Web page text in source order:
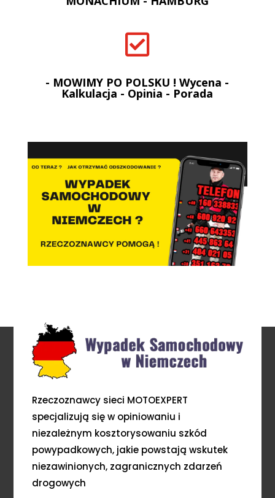

- MOWIMY PO POLSKU ! Wycena -
Kalkulacja - Opinia - Porada
Rzeczoznawcy sieci MOTOEXPERT
specjalizują się w opiniowaniu i
niezależnym kosztorysowaniu szkód
powypadkowych, jakie powstają wskutek
niezawinionych, zagranicznych zdarzeń
drogowych